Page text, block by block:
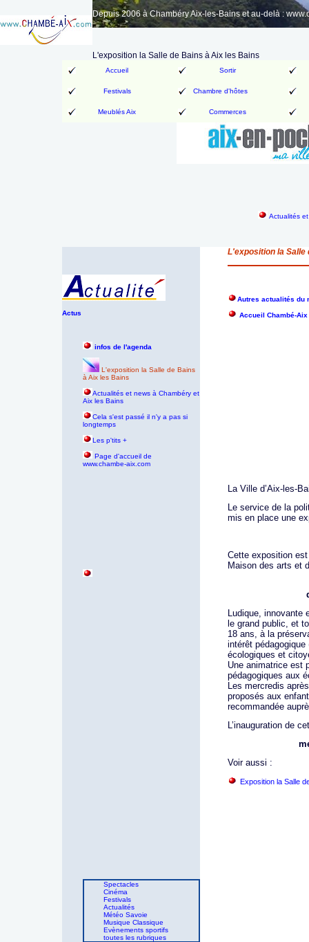
Depuis 2006 à Chambéry Aix-les-Bains et au-delà :
L'exposition la Salle de Bains à Aix les Bains
Accueil Sortir
Festivals Chambre d'hôtes
Meublés Aix Commerces
Actualités
L'exposition la Salle
Actus
Autres actualités du
Accueil Chambé-Aix
infos de l'agenda
L'exposition la Salle de Bains
à Aix les Bains
Actualités et news à Chambéry et
Aix les Bains
Cela s'est passé il n'y a pas si
longtemps
Les p'tits +
Page d'accueil de
www.chambe-aix.com
Spectacles
Cinéma
Festivals
Actualités
Météo Savoie
Musique Classique
Evènements sportifs
toutes les rubriques
La Ville d’Aix-les-
Le service de la
mis en place une
Cette exposition
Maison des arts et
Ludique, innovante
le grand public, et
18 ans, à la
intérêt
écologiques et
Une animatrice est
pédagogiques aux
Les mercredis
proposés aux
recommandée
L’inauguration de
Voir aussi :
Exposition la Salle